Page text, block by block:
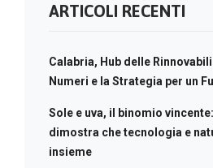
ARTICOLI RECENTI
Calabria, Hub delle
Numeri e la Strategia per un
Sole e uva, il binomio
dimostra che tecnologia e
insieme